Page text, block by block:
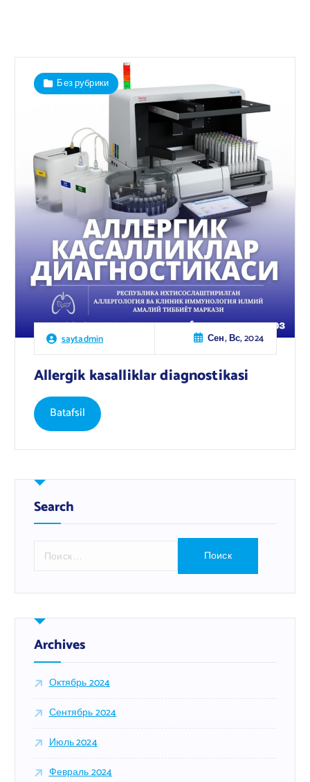
saytadmin Сен, Вс, 2024
Без рубрики
Allergik kasalliklar diagnostikasi
Batafsil
Search
т
:
Archives
Октябрь 2024
Сентябрь 2024
Июль 2024
Февраль 2024